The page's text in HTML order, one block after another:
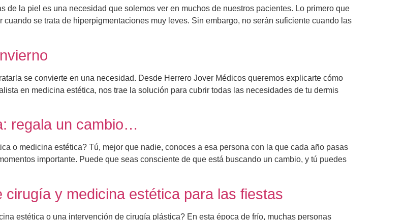
de la piel es una necesidad que solemos ver en muchos de nuestros pacientes. Lo primero que
se trata de hiperpigmentaciones muy leves. Sin embargo, no serán suficiente cuando las
se convierte en una necesidad. Desde Herrero Jover Médicos queremos explicarte cómo
en medicina estética, nos trae la solución para cubrir todas las necesidades de tu dermis
regala un cambio…
o medicina estética? Tú, mejor que nadie, conoces a esa persona con la que cada año pasas
importante. Puede que seas consciente de que está buscando un cambio, y tú puedes
y medicina estética para las fiestas
estética o una intervención de cirugía plástica? En esta época de frío, muchas personas